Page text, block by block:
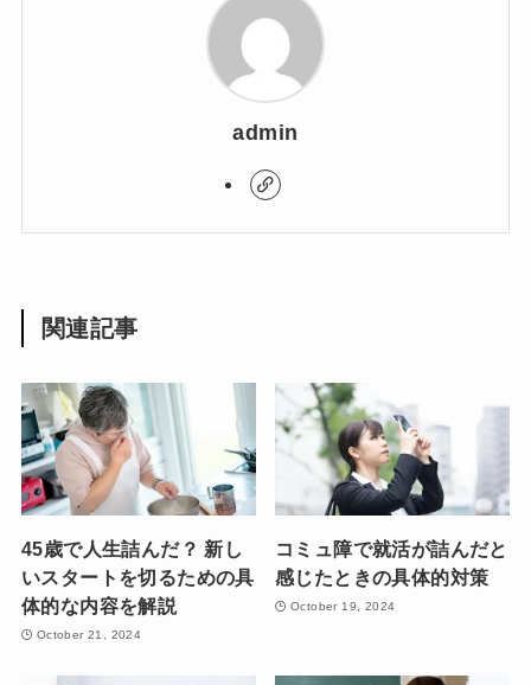
admin
関連記事
45歳で人生詰んだ？ 新し
いスタートを切るための具
体的な内容を解説
October 21, 2024
コミュ障で就活が詰んだと
感じたときの具体的対策
October 19, 2024